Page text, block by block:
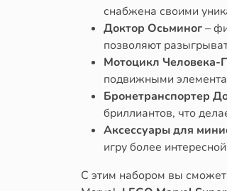
снабжена своими
Доктор Осьминог–
позволяют
Мотоцикл Человека-
подвижными
Бронетранспортер
бриллиантов, что
Аксессуары для
игру более
С этим набором вы